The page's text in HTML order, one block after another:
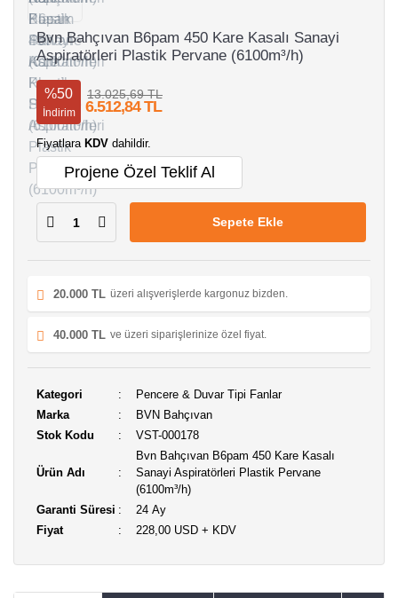
Bvn Bahçıvan B6pam 450 Kare Kasalı Sanayi
Aspiratörleri Plastik Pervane (6100m³/h)
%50
İndirim
13.025,69 TL
6.512,84 TL
Fiyatlara KDV dahildir.
Projene Özel Teklif Al
Sepete Ekle
20.000 TL üzeri alışverişlerde kargonuz bizden.
40.000 TL ve üzeri siparişlerinize özel fiyat.
Kategori
Pencere & Duvar Tipi Fanlar
Marka
BVN Bahçıvan
Stok Kodu
VST-000178
Ürün Adı
Bvn Bahçıvan B6pam 450 Kare Kasalı
Sanayi Aspiratörleri Plastik Pervane
(6100m³/h)
Garanti Süresi
24 Ay
Fiyat
228,00 USD + KDV